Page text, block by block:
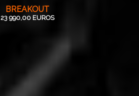
BREAKOUT
23 990,00 EUROS